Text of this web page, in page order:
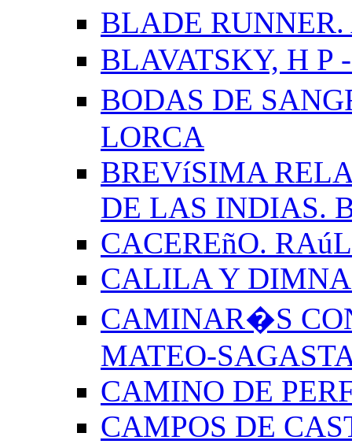
BLADE
BLAVATSKY, H P
BODAS DE
LORCA
BREVíSIMA
DE LAS INDIAS.
CACEREñO.
CALILA Y
CAMINAR�S
MATEO-
CAMINO DE
CAMPOS DE